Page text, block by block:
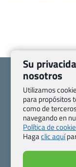
Pasaporte,
Blog de
Preguntas
Política de
Su
nosotros
Utilizamos
para propósitos
como de
navegando en
Política de
Hagaclic aquí